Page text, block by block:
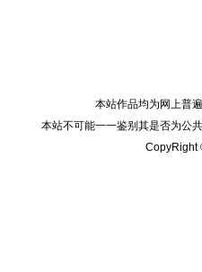
本站作品均为网上普
本站不可能一一鉴别其是否为公
CopyRight